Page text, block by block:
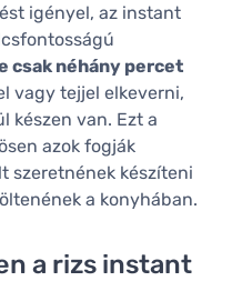
igényel, az instant
csak néhány percet
vagy tejjel elkeverni,
készen van. Ezt a
azok fogják
szeretnének készíteni
a konyhában.
a rizs instant